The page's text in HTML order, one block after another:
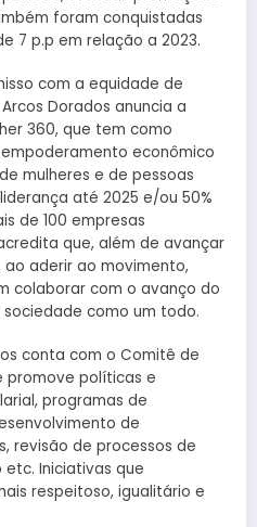
foram conquistadas
7 p.p em relação a 2023.
com a equidade de
Dorados anuncia a
360, que tem como
econômico
mulheres e de pessoas
até 2025 e/ou 50%
de 100 empresas
que, além de avançar
aderir ao movimento,
colaborar com o avanço do
como um todo.
conta com o Comitê de
promove políticas e
programas de
de
revisão de processos de
Iniciativas que
respeitoso, igualitário e